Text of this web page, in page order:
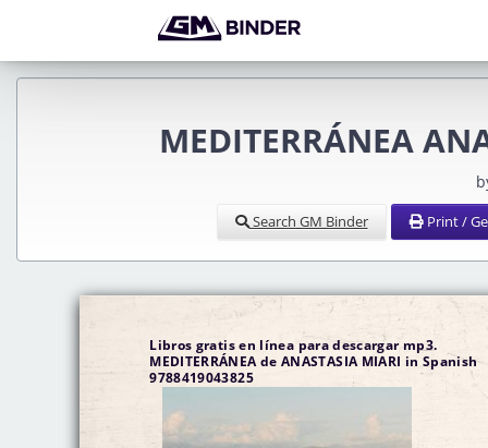
MEDITERRÁNEA
Search GM Binder Print /
Libros gratis en línea para descargar mp3.
MEDITERRÁNEA de ANASTASIA MIARI in Spanish
9788419043825